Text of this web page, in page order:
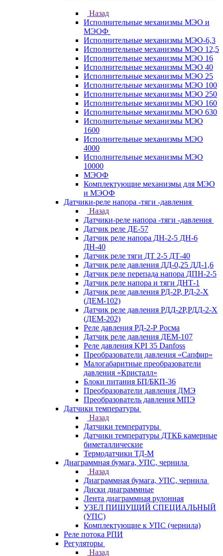
Назад
Исполнительные механизмы МЭО и
МЭОФ
Исполнительные механизмы МЭО-6,3
Исполнительные механизмы МЭО 12,5
Исполнительные механизмы МЭО 16
Исполнительные механизмы МЭО 40
Исполнительные механизмы МЭО 25
Исполнительные механизмы МЭО 100
Исполнительные механизмы МЭО 250
Исполнительные механизмы МЭО 160
Исполнительные механизмы МЭО 630
Исполнительные механизмы МЭО
1600
Исполнительные механизмы МЭО
4000
Исполнительные механизмы МЭО
10000
МЭОФ
Комплектующие механизмы для МЭО
и МЭОФ
Датчики-реле напора -тяги -давления
Назад
Датчики-реле напора -тяги -давления
Датчик реле ДЕ-57
Датчик реле напора ДН-2-5 ДН-6
ДН-40
Датчик реле тяги ДТ 2-5 ДТ-40
Датчик реле давления ДД-0,25 ДД-1,6
Датчик реле перепада напора ДПН-2-5
Датчик реле напора и тяги ДНТ-1
Датчик реле давления РД-2Р, РД-2-Х
(ДЕМ-102)
Датчик реле давления РДД-2Р,РДД-2-Х
(ДЕМ-202)
Реле давления РД-2-Р Росма
Датчик реле давления ДЕМ-107
Реле давления KPI 35 Danfoss
Преобразователи давления «Сапфир»
Малогабаритные преобразователи
давления «Кристалл»
Блоки питания БП/БКП-36
Преобразователи давления ДМЭ
Преобразователь давления МПЭ
Датчики температуры
Назад
Датчики температуры
Датчики температуры ДТКБ камерные
биметаллические
Термодатчики ТД-М
Диаграммная бумага, УПС, чернила
Назад
Диаграммная бумага, УПС, чернила
Диски диаграммные
Лента диаграммная рулонная
УЗЕЛ ПИШУЩИЙ СПЕЦИАЛЬНЫЙ
(УПС)
Комплектующие к УПС (чернила)
Реле потока РПИ
Регуляторы
Назад